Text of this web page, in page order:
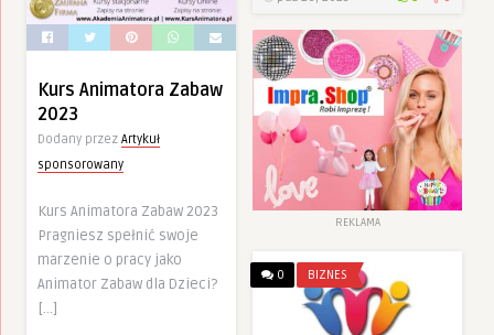
Kurs Animatora Zabaw
2023
Dodany przez Artykuł
sponsorowany
Kurs Animatora Zabaw 2023
Pragniesz spełnić swoje
marzenie o pracy jako
Animator Zabaw dla Dzieci?
[…]
REKLAMA
0 BIZNES